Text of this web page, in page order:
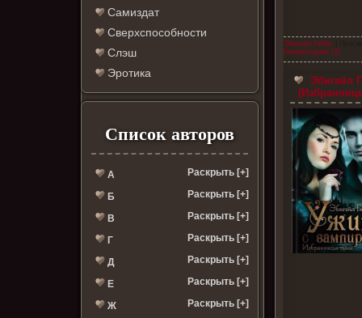
Самиздат
Сверхспособности
Слэш
Эротика
Список авторов
А Раскрыть [+]
Б Раскрыть [+]
В Раскрыть [+]
Г Раскрыть [+]
Д Раскрыть [+]
Е Раскрыть [+]
Ж Раскрыть [+]
Эбигейл Гиббс
Комментарии (3)
Эбигейл